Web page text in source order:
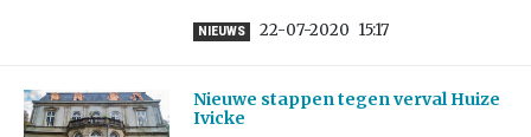
NIEUWS 22-07-2020 15:17
Nieuwe stappen tegen verval Huize
Ivicke